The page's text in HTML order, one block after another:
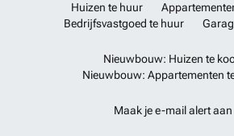
Huizen te huur
Bedrijfsvastgoed te huur
Nieuwbouw: Huizen te
Nieuwbouw: Appartementen
Maak je e-mail alert aan